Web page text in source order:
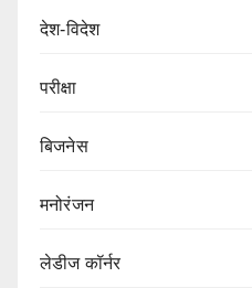
देश-विदेश
परीक्षा
बिजनेस
मनोरंजन
लेडीज कॉर्नर